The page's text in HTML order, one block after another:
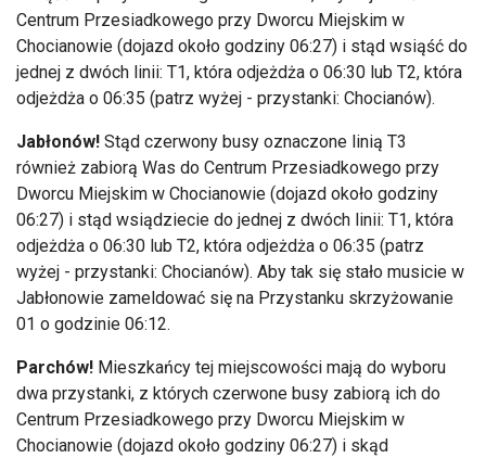
Centrum Przesiadkowego przy Dworcu Miejskim w
Chocianowie (dojazd około godziny 06:27) i stąd wsiąść do
jednej z dwóch linii: T1, która odjeżdża o 06:30 lub T2, która
odjeżdża o 06:35 (patrz wyżej - przystanki: Chocianów).
Jabłonów! Stąd czerwony busy oznaczone linią T3
również zabiorą Was do Centrum Przesiadkowego przy
Dworcu Miejskim w Chocianowie (dojazd około godziny
06:27) i stąd wsiądziecie do jednej z dwóch linii: T1, która
odjeżdża o 06:30 lub T2, która odjeżdża o 06:35 (patrz
wyżej - przystanki: Chocianów). Aby tak się stało musicie w
Jabłonowie zameldować się na Przystanku skrzyżowanie
01 o godzinie 06:12.
Parchów! Mieszkańcy tej miejscowości mają do wyboru
dwa przystanki, z których czerwone busy zabiorą ich do
Centrum Przesiadkowego przy Dworcu Miejskim w
Chocianowie (dojazd około godziny 06:27) i skąd